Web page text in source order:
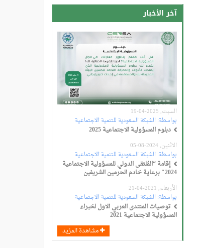
آخر الأخبار
السبت, 2025-04-19
بواسطة:الشبكة السعودية للتنمية الاجتماعية
دبلوم المسؤولية الاجتماعية 2025
الاثنين, 2024-08-05
بواسطة:الشبكة السعودية للتنمية الاجتماعية
إقامة “المُلتقى الدولي للمسؤولية الاجتماعية
2024" برعاية خادم الحرمين الشريفين
الأربعاء, 2021-04-21
بواسطة:الشبكة السعودية للتنمية الاجتماعية
توصيات المنتدى العربي الاول لخبراء
المسؤولية الاجتماعية 2021
مشاهدة المزيد